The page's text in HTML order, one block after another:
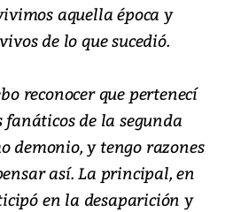
aquella época y
de lo que sucedió.
reconocer que pertenecí
de la segunda
demonio, y tengo razones
así. La principal, en
en la desaparición y